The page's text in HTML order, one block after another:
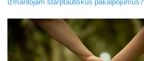
izmantojam starptautiskus pakalpojumus?